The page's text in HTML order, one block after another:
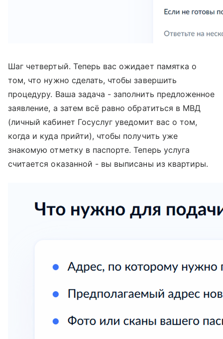
Шаг четвертый. Теперь вас ожидает памятка о
том, что нужно сделать, чтобы завершить
процедуру. Ваша задача - заполнить предложенное
заявление, а затем всё равно обратиться в МВД
(личный кабинет Госуслуг уведомит вас о том,
когда и куда прийти), чтобы получить уже
знакомую отметку в паспорте. Теперь услуга
считается оказанной - вы выписаны из квартиры.